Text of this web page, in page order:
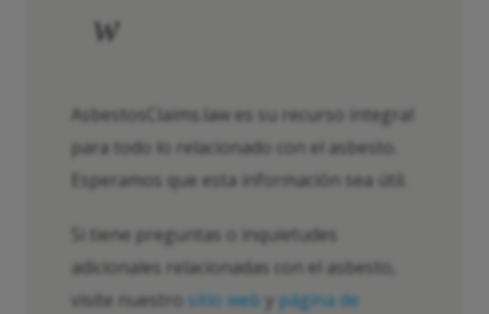
w
AsbestosClaims.law es su recurso integral
para todo lo relacionado con el asbesto.
Esperamos que esta información sea útil.
Si tiene preguntas o inquietudes
adicionales relacionadas con el asbesto,
visite nuestro sitio web y página de